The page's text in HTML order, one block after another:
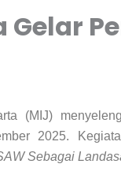
(MIJ)
2025.
Sebagai